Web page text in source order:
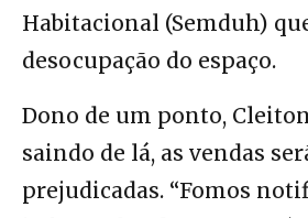
Habitacional (Semduh)
desocupação do espaço.
Dono de um ponto,
saindo de lá, as vendas
prejudicadas. “Fomos